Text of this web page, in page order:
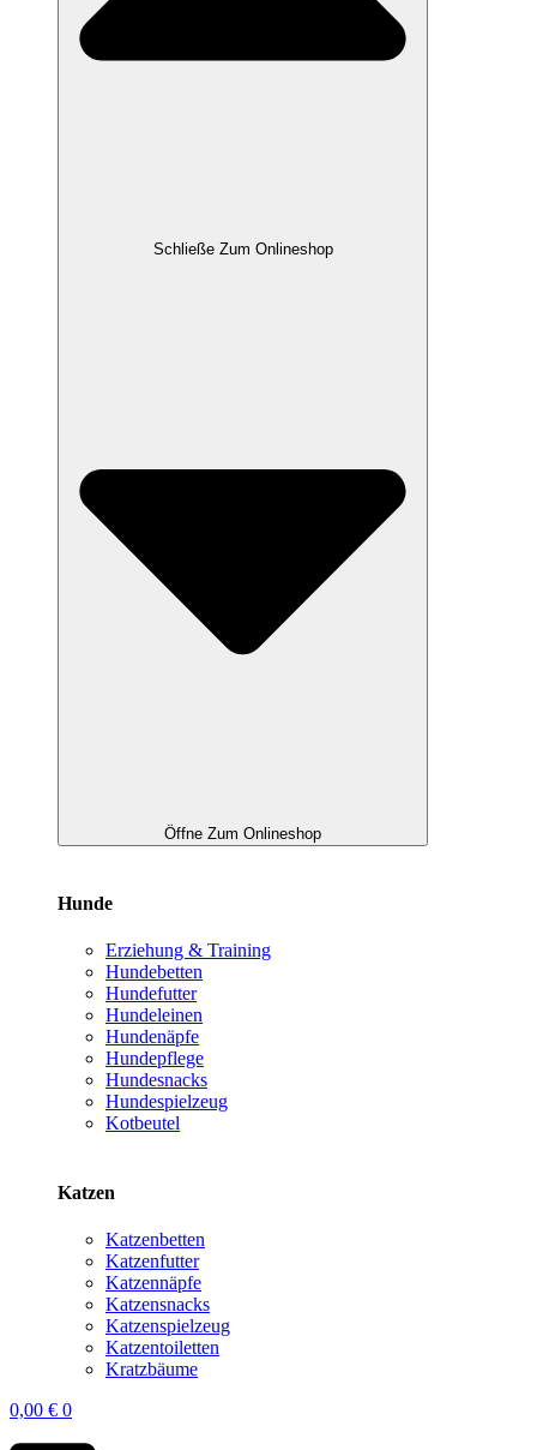
Schließe Zum Onlineshop
Öffne Zum Onlineshop
Hunde
Erziehung & Training
Hundebetten
Hundefutter
Hundeleinen
Hundenäpfe
Hundepflege
Hundesnacks
Hundespielzeug
Kotbeutel
Katzen
Katzenbetten
Katzenfutter
Katzennäpfe
Katzensnacks
Katzenspielzeug
Katzentoiletten
Kratzbäume
0,00 € 0